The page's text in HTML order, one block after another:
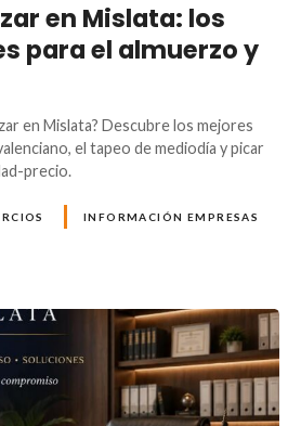
en Mislata: los
para el almuerzo y
en Mislata? Descubre los mejores
el tapeo de mediodía y picar
precio.
INFORMACIÓN EMPRESAS